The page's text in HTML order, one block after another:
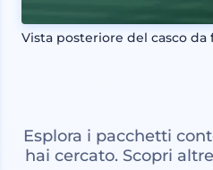
Vista posteriore del casco
Esplora i pacchetti
hai cercato. Scopri